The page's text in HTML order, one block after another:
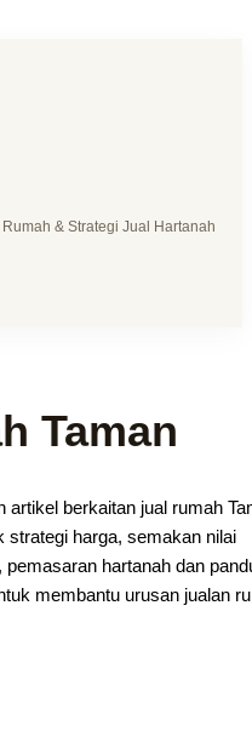
& Strategi Jual Hartanah
Taman
artikel berkaitan jual rumah
strategi harga, semakan nilai
hartanah dan
membantu urusan jualan